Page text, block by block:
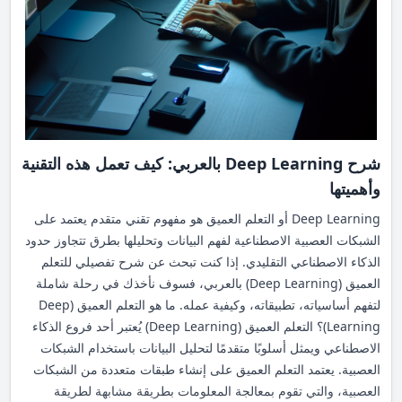
تحليل صور الأشعة بكفاءة وسرعة تفوق السرعة البشرية. 2. اتخاذ
قرارات أفضل من خلال تحليل البيانات بدقة، يمكن للذكاء الاصطناعي
تقديم تقارير وتحليلات تساعد على اتخاذ قرارات مستنيرة. يتم استخدام
الذكاء الاصطناعي في الأسواق المالية للتنبؤ بالاتجاهات وتحليل
سلوكيات الأسواق. 3. إدارة الموارد يساعد الذكاء الاصطناعي الشركات
في تحسين إدارة الموارد من خلال تحليل سلاسل التوريد وإدارة
المخزون وتوقع الطلبات المستقبلية. تطبيقات الذكاء الاصطناعي في
الحياة اليومية تتنوع تطبيقات الذكاء الاصطناعي في مختلف المجالات
لتشمل عدة صناعات رئيسية: 1. في الطب للذكاء الاصطناعي
استخدامات كثيرة في القطاع الطبي، مثل تحليل الصور الطبية،
تشخيص الأمراض النادرة، وتطوير الأدوية الجديدة. مثال على ذلك،
استخدام الذكاء الاصطناعي في التعرف على الأورام السرطانية من
خلال فحص صور الموجات فوق الصوتية. 2. في التعليم يلعب الذكاء
الاصطناعي دورًا هامًا في تحسين جودة التعليم من خلال تقديم تجارب
تعليمية مخصصة للطلاب، تتوافق مع قدراتهم ومستوى تقدمهم.
تستخدم التقنيات الحديثة مثل التعليم التكيفي (Adaptive Learning)
الذكاء الاصطناعي لتوفير خطط تعليمية تناسب كل طالب. 3. في
التجارة الإلكترونية هل سبق لك أن شاهدت توصيات المنتجات عند
تصفح المتاجر الإلكترونية؟ هذه التوصيات تعتمد على الذكاء الاصطناعي
شرح Deep Learning بالعربي: كيف تعمل هذه التقنية
وأهميتها
Deep Learning أو التعلم العميق هو مفهوم تقني متقدم يعتمد على
الشبكات العصبية الاصطناعية لفهم البيانات وتحليلها بطرق تتجاوز حدود
الذكاء الاصطناعي التقليدي. إذا كنت تبحث عن شرح تفصيلي للتعلم
العميق (Deep Learning) بالعربي، فسوف نأخذك في رحلة شاملة
لتفهم أساسياته، تطبيقاته، وكيفية عمله. ما هو التعلم العميق (Deep
Learning)؟ التعلم العميق (Deep Learning) يُعتبر أحد فروع الذكاء
الاصطناعي ويمثل أسلوبًا متقدمًا لتحليل البيانات باستخدام الشبكات
العصبية. يعتمد التعلم العميق على إنشاء طبقات متعددة من الشبكات
العصبية، والتي تقوم بمعالجة المعلومات بطريقة مشابهة لطريقة